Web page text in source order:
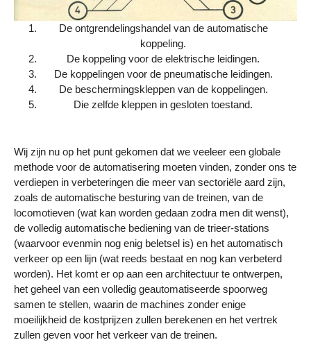
De ontgrendelingshandel van de automatische
koppeling.
De koppeling voor de elektrische leidingen.
De koppelingen voor de pneumatische leidingen.
De beschermingskleppen van de koppelingen.
Die zelfde kleppen in gesloten toestand.
Wij zijn nu op het punt gekomen dat we veeleer een globale
methode voor de automatisering moeten vinden, zonder ons te
verdiepen in verbeteringen die meer van sectoriële aard zijn,
zoals de automatische besturing van de treinen, van de
locomotieven (wat kan worden gedaan zodra men dit wenst),
de volledig automatische bediening van de trieer-stations
(waarvoor evenmin nog enig beletsel is) en het automatisch
verkeer op een lijn (wat reeds bestaat en nog kan verbeterd
worden). Het komt er op aan een architectuur te ontwerpen,
het geheel van een volledig geautomatiseerde spoorweg
samen te stellen, waarin de machines zonder enige
moeilijkheid de kostprijzen zullen berekenen en het vertrek
zullen geven voor het verkeer van de treinen.